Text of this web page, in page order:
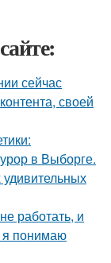
сейчас
своей
в Выборге.
работать, и
я понимаю